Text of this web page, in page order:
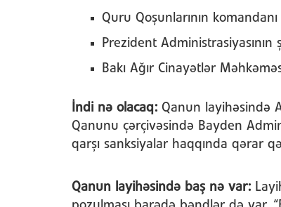
Quru Qoşunlarının
Prezident
Bakı Ağır Cinayətlər
İndi nə olacaq: Qanun layihəsində
Qanunu çərçivəsində Bayden
qarşı sanksiyalar haqqında qərar
Qanun layihəsində baş nə var: